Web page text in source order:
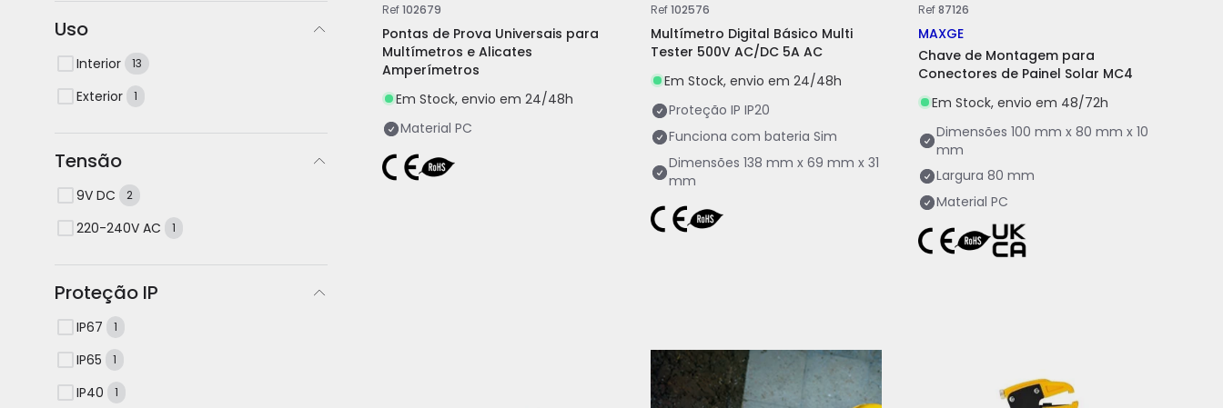
Uso
Interior 13
Exterior 1
Tensão
9V DC 2
220-240V AC 1
Proteção IP
IP67 1
IP65 1
IP40 1
Ref102679
Pontas de Prova Universais para
Multímetros e Alicates
Amperímetros
Em Stock, envio em 24/48h
Material PC
Ref102576
Multímetro Digital Básico Multi
Tester 500V AC/DC 5A AC
Em Stock, envio em 24/48h
Proteção IP IP20
Funciona com bateria Sim
Dimensões 138 mm x 69 mm x 31
mm
Ref87126
MAXGE
Chave de Montagem para
Conectores de Painel Solar MC4
Em Stock, envio em 48/72h
Dimensões 100 mm x 80 mm x 10
mm
Largura 80 mm
Material PC